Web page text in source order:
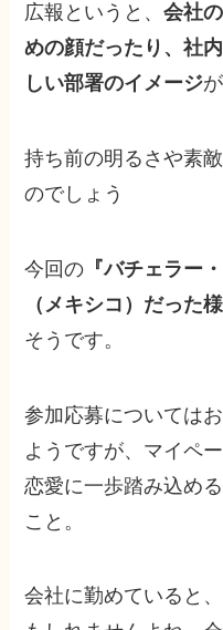
広報というと、会社
めの顔だったり、社
しい部署のイメージ
持ち前の明るさや素
のでしょう
今回の 『バチェラー
（メキシコ）だった
そうです。
参加応募については
ようですが、マイペ
恋愛に一歩踏み込め
こと。
会社に勤めていると